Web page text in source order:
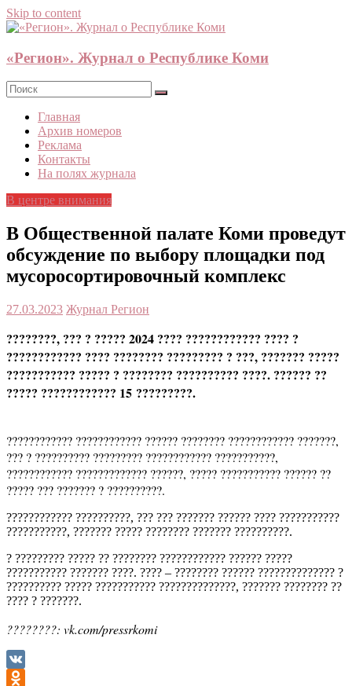
Skip to content
«Регион». Журнал о Республике Коми
Главная
Архив номеров
Реклама
Контакты
На полях журнала
В центре внимания
В Общественной палате Коми проведут
обсуждение по выбору площадки под
мусоросортировочный комплекс
27.03.2023 Журнал Регион
????????, ??? ? ????? 2024 ???? ???????????? ???? ?
???????????? ???? ???????? ????????? ? ???, ??????? ?????
??????????? ????? ? ???????? ?????????? ????. ?????? ??
????? ???????????? 15 ?????????.
???????????? ???????????? ?????? ???????? ???????????? ???????,
??? ? ?????????? ????????? ???????????? ???????????,
???????????? ????????????? ??????, ????? ??????????? ?????? ??
????? ??? ??????? ? ??????????.
???????????? ??????????, ??? ??? ??????? ?????? ???? ???????????
???????????, ??????? ????? ???????? ??????? ??????????.
? ????????? ????? ?? ???????? ???????????? ?????? ?????
??????????? ??????? ????. ???? – ???????? ?????? ?????????????? ?
?????????? ????? ??????????? ??????????????, ??????? ???????? ??
???? ? ???????.
????????: vk.com/pressrkomi
VK